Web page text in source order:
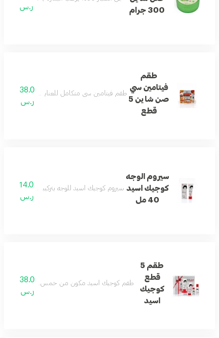
300 جرام
ر.س
طقم
فيتامين سي
صن شاين 5
قطع
طقم فيتامين سي متكامل للعناية بالبشرة يساعد
38.0
ر.س
سيروم الوجه
كوجيك اسيد
40 مل
سيروم كوجيك اسيد للوجه بتركيبة خفيفة يساعد
14.0
ر.س
طقم 5
قطع
كوجيك
اسيد
طقم كوجيك اسيد مكون من خمس قطع للعناية
38.0
ر.س